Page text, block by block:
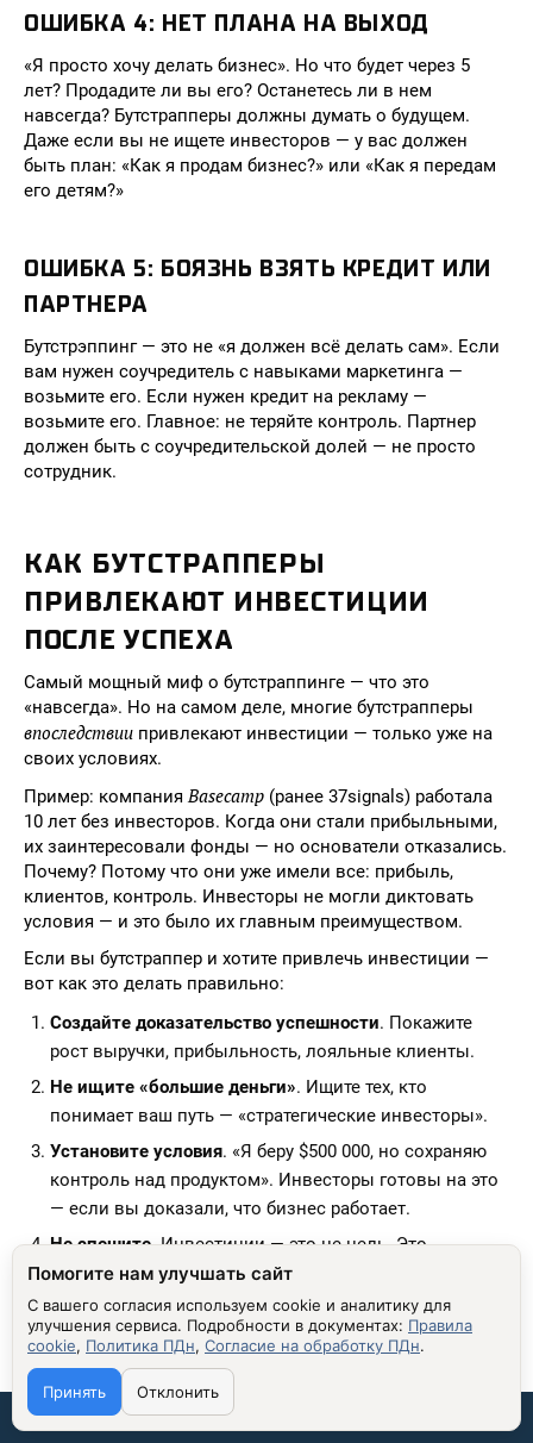
ОШИБКА 4: НЕТ ПЛАНА НА ВЫХОД
«Я просто хочу делать бизнес». Но что будет через 5
лет? Продадите ли вы его? Останетесь ли в нем
навсегда? Бутстрапперы должны думать о будущем.
Даже если вы не ищете инвесторов — у вас должен
быть план: «Как я продам бизнес?» или «Как я передам
его детям?»
ОШИБКА 5: БОЯЗНЬ ВЗЯТЬ КРЕДИТ ИЛИ
ПАРТНЕРА
Бутстрэппинг — это не «я должен всё делать сам». Если
вам нужен соучредитель с навыками маркетинга —
возьмите его. Если нужен кредит на рекламу —
возьмите его. Главное: не теряйте контроль. Партнер
должен быть с соучредительской долей — не просто
сотрудник.
КАК БУТСТРАППЕРЫ
ПРИВЛЕКАЮТ ИНВЕСТИЦИИ
ПОСЛЕ УСПЕХА
Самый мощный миф о бутстраппинге — что это
«навсегда». Но на самом деле, многие бутстрапперы
впоследствии привлекают инвестиции — только уже на
своих условиях.
Пример: компанияBasecamp (ранее 37signals) работала
10 лет без инвесторов. Когда они стали прибыльными,
их заинтересовали фонды — но основатели отказались.
Почему? Потому что они уже имели все: прибыль,
клиентов, контроль. Инвесторы не могли диктовать
условия — и это было их главным преимуществом.
Если вы бутстраппер и хотите привлечь инвестиции —
вот как это делать правильно:
Создайте доказательство успешности. Покажите
рост выручки, прибыльность, лояльные клиенты.
Не ищите «большие деньги». Ищите тех, кто
понимает ваш путь — «стратегические инвесторы».
Установите условия. «Я беру $500 000, но сохраняю
контроль над продуктом». Инвесторы готовы на это
— если вы доказали, что бизнес работает.
Не спешите. Инвестиции — это не цель. Это
инструмент. Используйте их, когда они нужны — а не
потому что «все так делают».
Бутстраппер, который привлекает инвестиции — не
«сдался». Он стал сильнее. Он знает, как создавать
бизнес — и теперь хочет масштабировать его.
Связаться со мной:
Помогите нам улучшать сайт
С вашего согласия используем cookie и аналитику для
улучшения сервиса. Подробности в документах: Правила
cookie, Политика ПДн, Согласие на обработку ПДн.
Принять Отклонить